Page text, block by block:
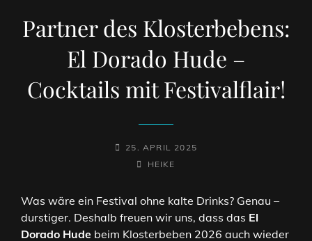
Partner des Klosterbebens:
El Dorado Hude –
Cocktails mit Festivalflair!
POSTED-
25. APRIL 2025
BY
BYLINE
HEIKE
Was wäre ein Festival ohne kalte Drinks? Genau –
durstiger. Deshalb freuen wir uns, dass das El
Dorado Hude beim Klosterbeben 2026 auch wieder